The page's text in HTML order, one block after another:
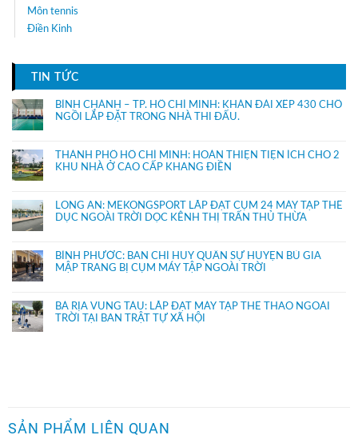
Môn tennis
Điền Kinh
TIN TỨC
BÌNH CHÁNH – TP. HỒ CHÍ MINH: KHÁN ĐÀI XẾP 430 CHỔ
NGỒI LẮP ĐẶT TRONG NHÀ THI ĐẤU.
THÀNH PHỐ HỒ CHÍ MINH: HOÀN THIỆN TIỆN ÍCH CHO 2
KHU NHÀ Ở CAO CẤP KHANG ĐIỀN
LONG AN: MEKONGSPORT LẮP ĐẶT CỤM 24 MÁY TẬP THỂ
DỤC NGOÀI TRỜI DỌC KÊNH THỊ TRẤN THỦ THỪA
BÌNH PHƯỚC: BAN CHỈ HUY QUÂN SỰ HUYỆN BÙ GIA
MẬP TRANG BỊ CỤM MÁY TẬP NGOÀI TRỜI
BÀ RỊA VŨNG TÀU: LẮP ĐẶT MÁY TẬP THỂ THAO NGOÀI
TRỜI TẠI BAN TRẬT TỰ XÃ HỘI
SẢN PHẨM LIÊN QUAN